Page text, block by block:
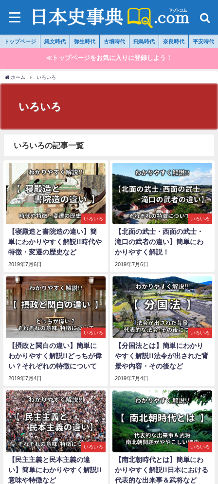
トップページ 縄文時代 弥生時代 古墳時代 飛鳥時代 奈良時代 平安時代
≪トップページをお気に入りに登録しよう！
ホーム いろいろ
いろいろ
いろいろの記事一覧
いろいろ
【寝殿造と書院造の違い】簡
単にわかりやすく解説!!時代や
特徴・変遷の歴史など
2019年7月6日
いろいろ
【北面の武士・西面の武士・
滝口の武者の違い】簡単にわ
かりやすく解説！
2019年7月6日
いろいろ
【摂政と関白の違い】簡単に
わかりやすく解説!!どっちが偉
い？それぞれの特徴について
2019年7月4日
いろいろ
【分国法とは】簡単にわかり
やすく解説!!法令が出された背
景や内容・その後など
2019年7月4日
いろいろ
【民主主義と民本主義の違
い】簡単にわかりやすく解説!!
意味や特徴など
いろいろ
【南北朝時代とは】簡単にわ
かりやすく解説!!日本における
代表的な出来事＆武将など